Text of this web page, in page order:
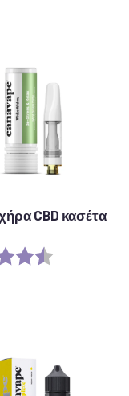
CBD κασέτα